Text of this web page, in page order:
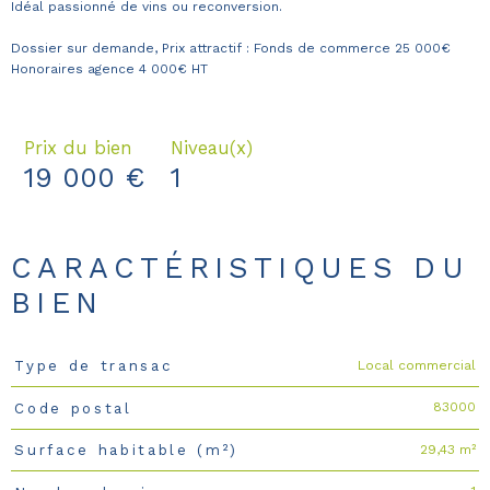
Idéal passionné de vins ou reconversion.
Dossier sur demande, Prix attractif : Fonds de commerce 25 000€
Honoraires agence 4 000€ HT
Prix du bien
19 000 €
Niveau(x)
1
CARACTÉRISTIQUES DU
BIEN
Caractéristiques Valeurs
Type de transac Local commercial
Code postal 83000
Surface habitable (m²) 29,43 m²